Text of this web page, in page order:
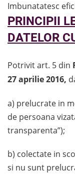
Imbunatatesc
PRINCIPII
DATELOR
Potrivit art. 5 din
27 aprilie 2016,
a) prelucrate in
de persoana
transparenta”);
b) colectate in
si nu sunt